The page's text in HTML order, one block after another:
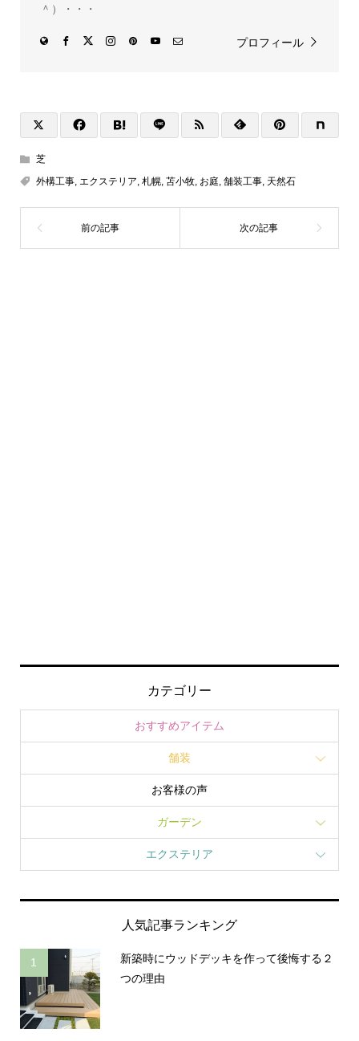
＾）・・・
プロフィール
芝
外構工事, エクステリア, 札幌, 苫小牧, お庭, 舗装工事, 天然石
カテゴリー
おすすめアイテム
舗装
お客様の声
ガーデン
エクステリア
人気記事ランキング
1
新築時にウッドデッキを作って後悔する２
つの理由